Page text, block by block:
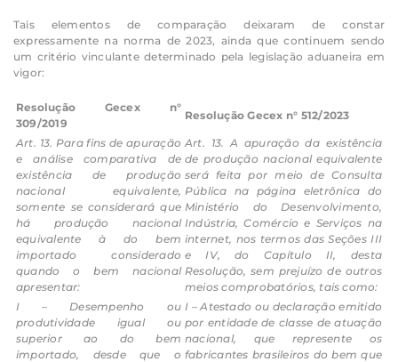
Tais elementos de comparação deixaram de constar
expressamente na norma de 2023, ainda que continuem sendo
um critério vinculante determinado pela legislação aduaneira em
vigor:
Resolução Gecex n°
309/2019
Resolução Gecex n° 512/2023
Art. 13. Para fins de apuração
e análise comparativa de
existência de produção
nacional equivalente,
somente se considerará que
há produção nacional
equivalente à do bem
importado considerado
quando o bem nacional
apresentar:
Art. 13. A apuração da existência
de produção nacional equivalente
será feita por meio de Consulta
Pública na página eletrônica do
Ministério do Desenvolvimento,
Indústria, Comércio e Serviços na
internet, nos termos das Seções III
e IV, do Capítulo II, desta
Resolução, sem prejuízo de outros
meios comprobatórios, tais como:
I – Desempenho ou
produtividade igual ou
superior ao do bem
importado, desde que o
I – Atestado ou declaração emitido
por entidade de classe de atuação
nacional, que represente os
fabricantes brasileiros do bem que